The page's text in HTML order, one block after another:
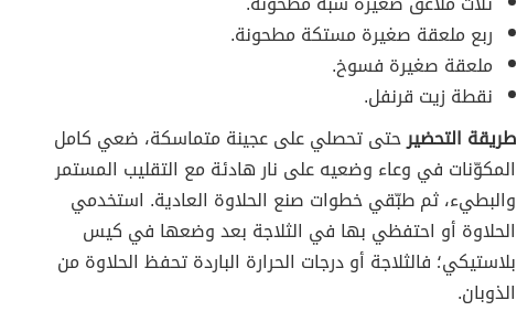
ربع ملعقة صغيرة مستكة مطحونة.
ملعقة صغيرة فسوخ.
نقطة زيت قرنفل.
طريقة التحضيرحتى تحصلي على عجينة متماسكة، ضعي كامل
المكوّنات في وعاء وضعيه على نار هادئة مع التقليب المستمر
والبطيء، ثم طبّقي خطوات صنع الحلاوة العادية. استخدمي
الحلاوة أو احتفظي بها في الثلاجة بعد وضعها في كيس
بلاستيكي؛ فالثلاجة أو درجات الحرارة الباردة تحفظ الحلاوة من
الذوبان.